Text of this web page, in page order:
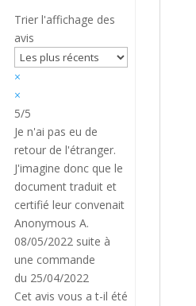
Trier l'affichage des
avis
×
×
5/5
Je n'ai pas eu de
retour de l'étranger.
J'imagine donc que le
document traduit et
certifié leur convenait
Anonymous A.
08/05/2022 suite à
une commande
du 25/04/2022
Cet avis vous a t-il été